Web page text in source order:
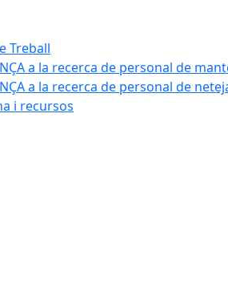
Treball
a la recerca de personal de
a la recerca de personal de
i recursos